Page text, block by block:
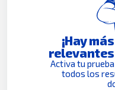
¡Hay
Activa tu
todos los